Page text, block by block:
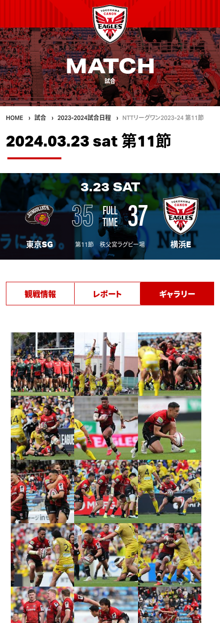
MATCH
試合
HOME 試合 2023-2024試合日程 NTTリーグワン2023-24 第11節
2024.03.23 sat 第11節
3.23SAT
35 FULL
TIME 37
東京SG 第11節 秩父宮ラグビー場 横浜E
観戦情報 レポート ギャラリー